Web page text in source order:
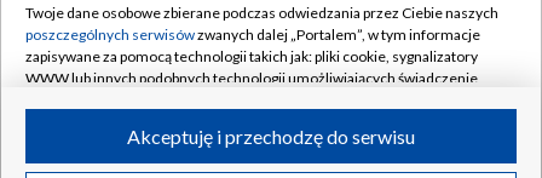
Rada Programowa
System NOS
Informacje o nadawcy
Program dla prasy
Kontakt
Kanały
©2026 Telewizja Polska S.A. w likwidacji
Twoje dane osobowe zbierane podczas odwiedzania przez Ciebie naszych
poszczególnych serwisówzwanych dalej „Portalem”, w tym informacje
zapisywane za pomocą technologii takich jak: pliki cookie, sygnalizatory
WWW lub innych podobnych technologii umożliwiających świadczenie
ruchu w Internecie.Akceptuję i przechodzę do serwisu